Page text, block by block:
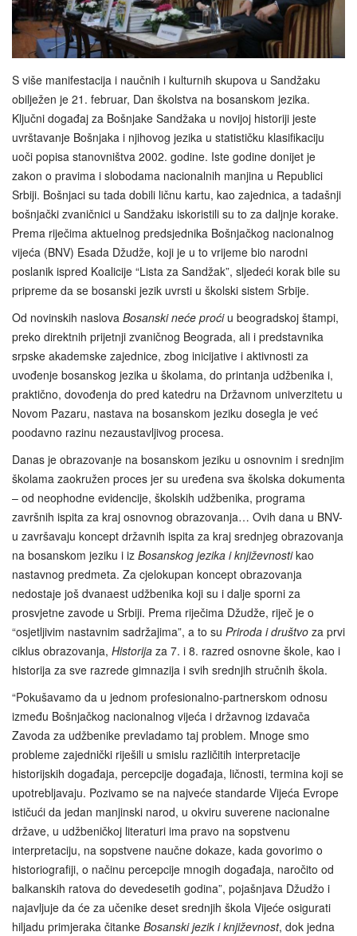
S više manifestacija i naučnih i kulturnih skupova u Sandžaku
obilježen je 21. februar, Dan školstva na bosanskom jezika.
Ključni događaj za Bošnjake Sandžaka u novijoj historiji jeste
uvrštavanje Bošnjaka i njihovog jezika u statističku klasifikaciju
uoči popisa stanovništva 2002. godine. Iste godine donijet je
zakon o pravima i slobodama nacionalnih manjina u Republici
Srbiji. Bošnjaci su tada dobili ličnu kartu, kao zajednica, a tadašnji
bošnjački zvaničnici u Sandžaku iskoristili su to za daljnje korake.
Prema riječima aktuelnog predsjednika Bošnjačkog nacionalnog
vijeća (BNV) Esada Džudže, koji je u to vrijeme bio narodni
poslanik ispred Koalicije “Lista za Sandžak”, sljedeći korak bile su
pripreme da se bosanski jezik uvrsti u školski sistem Srbije.
Od novinskih naslova Bosanski neće proćiu beogradskoj štampi,
preko direktnih prijetnji zvaničnog Beograda, ali i predstavnika
srpske akademske zajednice, zbog inicijative i aktivnosti za
uvođenje bosanskog jezika u školama, do printanja udžbenika i,
praktično, dovođenja do pred katedru na Državnom univerzitetu u
Novom Pazaru, nastava na bosanskom jeziku dosegla je već
poodavno razinu nezaustavljivog procesa.
Danas je obrazovanje na bosanskom jeziku u osnovnim i srednjim
školama zaokružen proces jer su uređena sva školska dokumenta
– od neophodne evidencije, školskih udžbenika, programa
završnih ispita za kraj osnovnog obrazovanja… Ovih dana u BNV-
u završavaju koncept državnih ispita za kraj srednjeg obrazovanja
na bosanskom jeziku i iz Bosanskog jezika i književnostikao
nastavnog predmeta. Za cjelokupan koncept obrazovanja
nedostaje još dvanaest udžbenika koji su i dalje sporni za
prosvjetne zavode u Srbiji. Prema riječima Džudže, riječ je o
“osjetljivim nastavnim sadržajima”, a to su Priroda i društvo za prvi
ciklus obrazovanja, Historija za 7. i 8. razred osnovne škole, kao i
historija za sve razrede gimnazija i svih srednjih stručnih škola.
“Pokušavamo da u jednom profesionalno-partnerskom odnosu
između Bošnjačkog nacionalnog vijeća i državnog izdavača
Zavoda za udžbenike prevladamo taj problem. Mnoge smo
probleme zajednički riješili u smislu različitih interpretacije
historijskih događaja, percepcije događaja, ličnosti, termina koji se
upotrebljavaju. Pozivamo se na najveće standarde Vijeća Evrope
ističući da jedan manjinski narod, u okviru suverene nacionalne
države, u udžbeničkoj literaturi ima pravo na sopstvenu
interpretaciju, na sopstvene naučne dokaze, kada govorimo o
historiografiji, o načinu percepcije mnogih događaja, naročito od
balkanskih ratova do devedesetih godina”, pojašnjava Džudžo i
najavljuje da će za učenike deset srednjih škola Vijeće osigurati
hiljadu primjeraka čitanke Bosanski jezik i književnost, dok jedna